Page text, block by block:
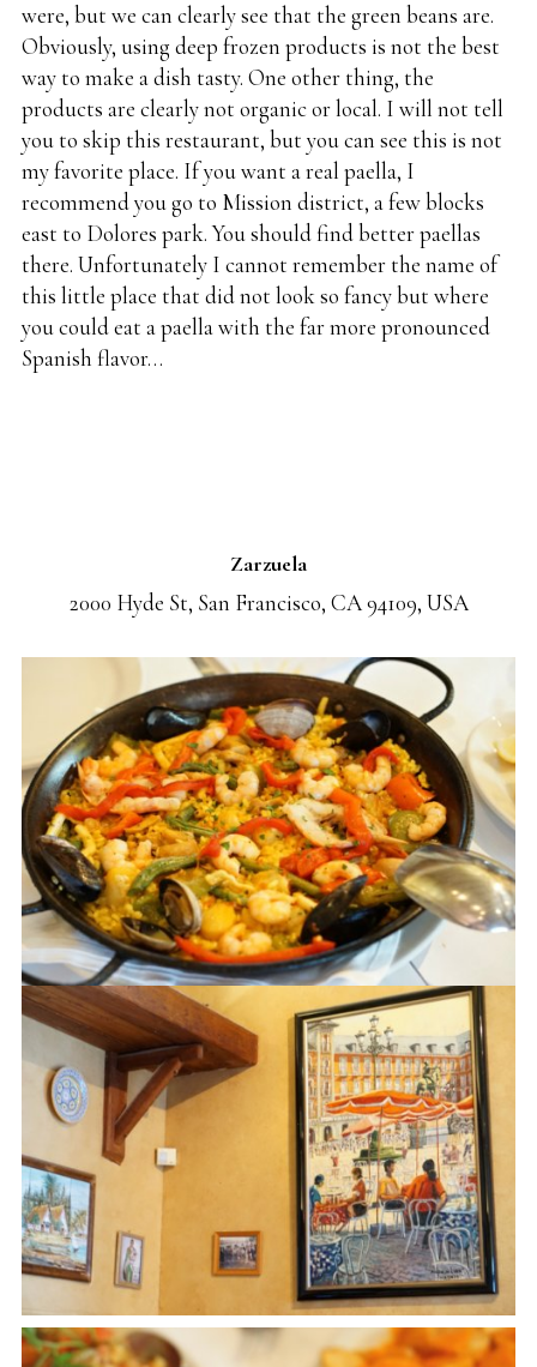
were, but we can clearly see that the green beans are.
Obviously, using deep frozen products is not the best
way to make a dish tasty. One other thing, the
products are clearly not organic or local. I will not tell
you to skip this restaurant, but you can see this is not
my favorite place. If you want a real paella, I
recommend you go to Mission district, a few blocks
east to Dolores park. You should find better paellas
there. Unfortunately I cannot remember the name of
this little place that did not look so fancy but where
you could eat a paella with the far more pronounced
Spanish flavor…
Zarzuela
2000 Hyde St, San Francisco, CA 94109, USA